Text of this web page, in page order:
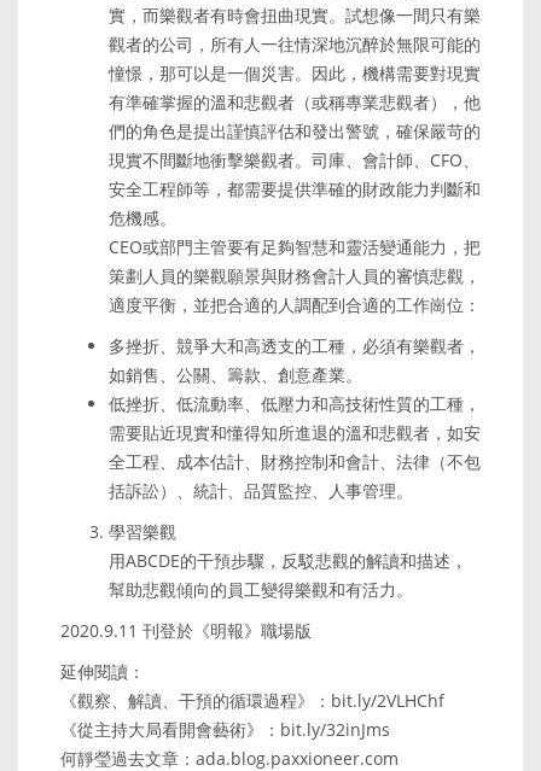
實，而樂觀者有時會扭曲現實。試想像一間只有樂
觀者的公司，所有人一往情深地沉醉於無限可能的
憧憬，那可以是一個災害。因此，機構需要對現實
有準確掌握的溫和悲觀者（或稱專業悲觀者），他
們的角色是提出謹慎評估和發出警號，確保嚴苛的
現實不間斷地衝擊樂觀者。司庫、會計師、CFO、
安全工程師等，都需要提供準確的財政能力判斷和
危機感。
CEO或部門主管要有足夠智慧和靈活變通能力，把
策劃人員的樂觀願景與財務會計人員的審慎悲觀，
適度平衡，並把合適的人調配到合適的工作崗位：
多挫折、競爭大和高透支的工種，必須有樂觀者，
如銷售、公關、籌款、創意產業。
低挫折、低流動率、低壓力和高技術性質的工種，
需要貼近現實和懂得知所進退的溫和悲觀者，如安
全工程、成本估計、財務控制和會計、法律（不包
括訴訟）、統計、品質監控、人事管理。
學習樂觀
用ABCDE的干預步驟，反駁悲觀的解讀和描述，
幫助悲觀傾向的員工變得樂觀和有活力。
2020.9.11 刊登於《明報》職場版
延伸閱讀：
《觀察、解讀、干預的循環過程》：bit.ly/2VLHChf
《從主持大局看開會藝術》：bit.ly/32inJms
何靜瑩過去文章：ada.blog.paxxioneer.com